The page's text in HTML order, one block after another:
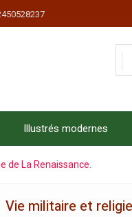
Illustrés modernes
de La Renaissance.
Vie militaire et